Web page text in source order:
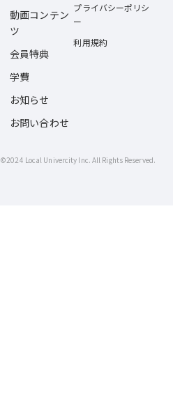
動画コンテン
ツ
会員特典
学費
お知らせ
お問い合わせ
プライバシーポリシ
ー
利用規約
©2024 Local Univercity Inc. All Rights Reserved.